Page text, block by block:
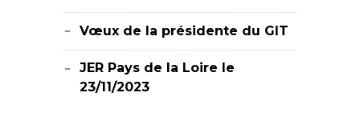
Vœux de la présidente du GIT
JER Pays de la Loire le
23/11/2023